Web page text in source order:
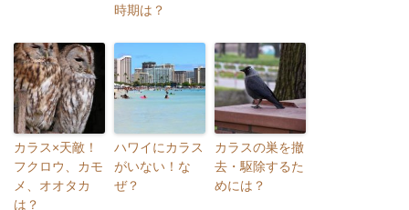
時期は？
カラス×天敵！
フクロウ、カモ
メ、オオタカ
は？
ハワイにカラス
がいない！な
ぜ？
カラスの巣を撤
去・駆除するた
めには？